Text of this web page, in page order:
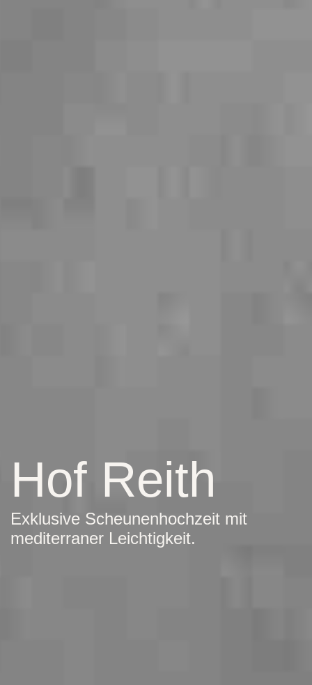
Hof Reith
Exklusive Scheunenhochzeit mit
mediterraner Leichtigkeit.